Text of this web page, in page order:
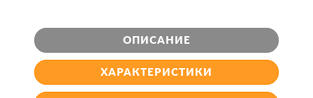
ОПИСАНИЕ
ХАРАКТЕРИСТИКИ